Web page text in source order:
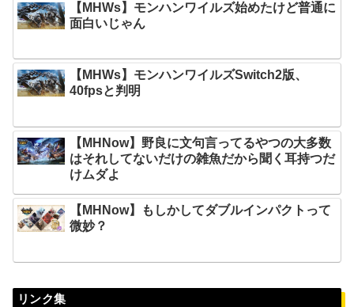
【MHWs】モンハンワイルズ始めたけど普通に
面白いじゃん
【MHWs】モンハンワイルズSwitch2版、
40fpsと判明
【MHNow】野良に文句言ってるやつの大多数
はそれしてないだけの雑魚だから聞く耳持つだ
けムダよ
【MHNow】もしかしてダブルインパクトって
微妙？
リンク集